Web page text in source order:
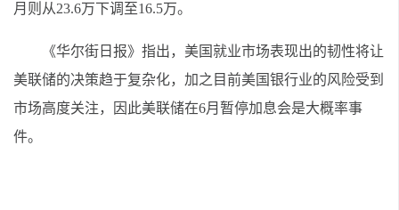
月则从23.6万下调至16.5万。
《华尔街日报》指出，美国就业市场表现出的韧性将让
美联储的决策趋于复杂化，加之目前美国银行业的风险受到
市场高度关注，因此美联储在6月暂停加息会是大概率事
件。